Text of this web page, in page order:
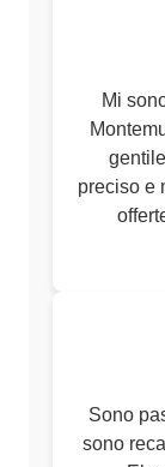
Mi
preciso e
Sono
sono